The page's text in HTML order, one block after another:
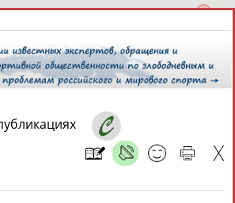
августа 2026 года,
И СПЕЦИАЛИСТЫ